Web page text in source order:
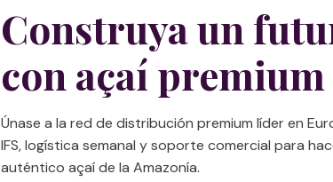
Construya un
con açaí premium
Únase a la red de distribución premium líder en
IFS, logística semanal y soporte comercial para
auténtico açaí de la Amazonía.